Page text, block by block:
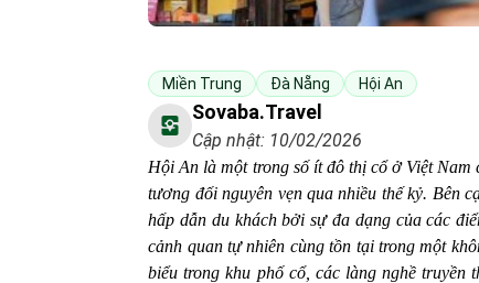
Miền Trung Đà Nẵng Hội An
Sovaba.travel
Cập nhật: 10/02/2026
Hội An là một trong số ít đô thị cổ ở Việt
tương đối nguyên vẹn qua nhiều thế kỷ. Bên
hấp dẫn du khách bởi sự đa dạng của các
cảnh quan tự nhiên cùng tồn tại trong một
biểu trong khu phố cổ, các làng nghề truyền